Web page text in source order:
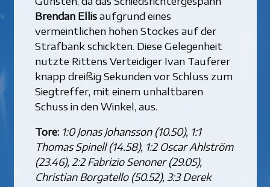
Brendan Ellisaufgrund eines
vermeintlichen hohen Stockes auf der
Strafbank schickten. Diese Gelegenheit
nutzte Rittens Verteidiger Ivan Tauferer
knapp dreißig Sekunden vor Schluss zum
Siegtreffer, mit einem unhaltbaren
Schuss in den Winkel, aus.
Tore:1:0 Jonas Johansson (10.50), 1:1
Thomas Spinell (14.58), 1:2 Oscar Ahlström
(23.46), 2:2 Fabrizio Senoner (29.05),
Christian Borgatello (50.52), 3:3 Derek